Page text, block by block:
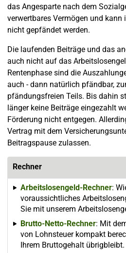
das Angesparte nach dem
verwertbares Vermögen und kann
nicht gepfändet werden.
Die laufenden Beiträge und das
auch nicht auf das
Rentenphase sind die
auch - dann natürlich pfändbar,
pfändungsfreien Teils. Bis dahin
länger keine Beiträge eingezahlt
Förderung nicht entgegen.
Vertrag mit dem
Beitragspause zulassen.
Rechner
Arbeitslosengeld-Rechner:
voraussichtliches
Sie mit unserem
Brutto-Netto-Rechner: Mit
von Lohnsteuer kompakt
Ihrem Bruttogehalt übrigbleibt.